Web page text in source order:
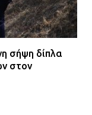
σήψη δίπλα
στον